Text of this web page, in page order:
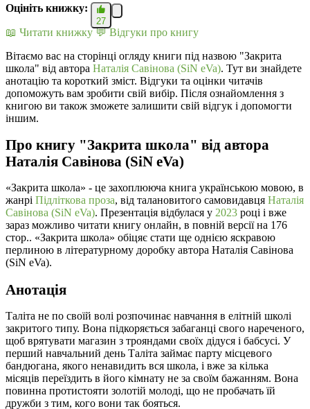
Оцініть книжку:
27
📖 Читати книжку 💬 Відгуки про книгу
Вітаємо вас на сторінці огляду книги під назвою "Закрита
школа" від автора Наталія Савінова (SiN eVa). Тут ви знайдете
анотацію та короткий зміст. Відгуки та оцінки читачів
допоможуть вам зробити свій вибір. Після ознайомлення з
книгою ви також зможете залишити свій відгук і допомогти
іншим.
Про книгу "Закрита школа" від автора
Наталія Савінова (SiN eVa)
«Закрита школа» - це захоплююча книга українською мовою, в
жанрі Підліткова проза, від талановитого самовидавця Наталія
Савінова (SiN eVa). Презентація відбулася у 2023 році і вже
зараз можливо читати книгу онлайн, в повній версії на 176
стор.. «Закрита школа» обіцяє стати ще однією яскравою
перлиною в літературному доробку автора Наталія Савінова
(SiN eVa).
Анотація
Таліта не по своїй волі розпочинає навчання в елітній школі
закритого типу. Вона підкоряється забаганці свого нареченого,
щоб врятувати магазин з трояндами своїх дідуся і бабсусі. У
перший навчальний день Таліта займає парту місцевого
бандюгана, якого ненавидить вся школа, і вже за кілька
місяців переїздить в його кімнату не за своїм бажанням. Вона
повинна протистояти золотій молоді, що не пробачать їй
дружби з тим, кого вони так бояться.